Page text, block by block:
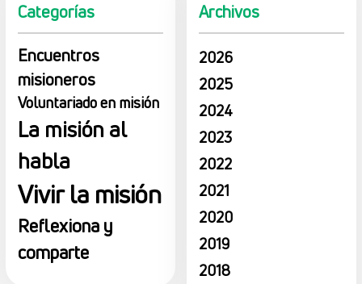
Categorías
Encuentros
misioneros
Voluntariado en misión
La misión al
habla
Vivir la misión
Reflexiona y
comparte
Archivos
2026
2025
2024
2023
2022
2021
2020
2019
2018